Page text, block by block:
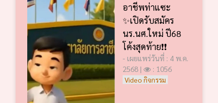
อาชีพท่าแซะ
✨เปิดรับสมัคร
นร.นศ.ใหม่ ปี68
โค้งสุดท้าย❗️❗️
- เผยแพร่วันที่ : 4 พ.ค.
2568 |
: 1056
Video กิจกรรม